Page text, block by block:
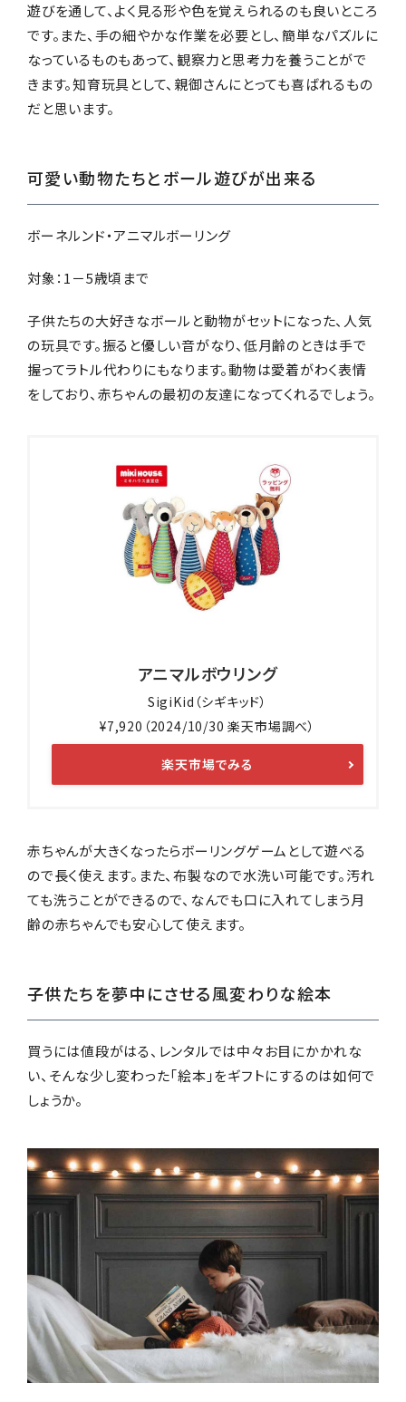
遊びを通して、よく見る形や色を覚えられるのも良いところ
です。また、手の細やかな作業を必要とし、簡単なパズルに
なっているものもあって、観察力と思考力を養うことがで
きます。知育玩具として、親御さんにとっても喜ばれるもの
だと思います。
可愛い動物たちとボール遊びが出来る
ボーネルンド・アニマルボーリング
対象：1－5歳頃まで
子供たちの大好きなボールと動物がセットになった、人気
の玩具です。振ると優しい音がなり、低月齢のときは手で
握ってラトル代わりにもなります。動物は愛着がわく表情
をしており、赤ちゃんの最初の友達になってくれるでしょう。
アニマルボウリング
SigiKid（シギキッド）
¥7,920（2024/10/30 楽天市場調べ）
楽天市場でみる
赤ちゃんが大きくなったらボーリングゲームとして遊べる
ので長く使えます。また、布製なので水洗い可能です。汚れ
ても洗うことができるので、なんでも口に入れてしまう月
齢の赤ちゃんでも安心して使えます。
子供たちを夢中にさせる風変わりな絵本
買うには値段がはる、レンタルでは中々お目にかかれな
い、そんな少し変わった「絵本」をギフトにするのは如何で
しょうか。